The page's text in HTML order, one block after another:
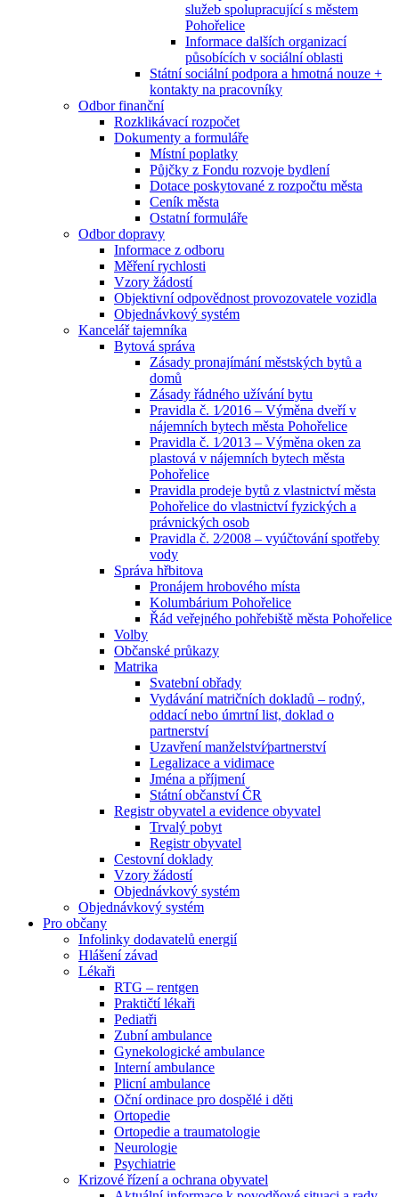
služeb spolupracující s městem
Pohořelice
Informace dalších organizací
působících v sociální oblasti
Státní sociální podpora a hmotná nouze +
kontakty na pracovníky
Odbor finanční
Rozklikávací rozpočet
Dokumenty a formuláře
Místní poplatky
Půjčky z Fondu rozvoje bydlení
Dotace poskytované z rozpočtu města
Ceník města
Ostatní formuláře
Odbor dopravy
Informace z odboru
Měření rychlosti
Vzory žádostí
Objektivní odpovědnost provozovatele vozidla
Objednávkový systém
Kancelář tajemníka
Bytová správa
Zásady pronajímání městských bytů a
domů
Zásady řádného užívání bytu
Pravidla č. 1⁄2016 – Výměna dveří v
nájemních bytech města Pohořelice
Pravidla č. 1⁄2013 – Výměna oken za
plastová v nájemních bytech města
Pohořelice
Pravidla prodeje bytů z vlastnictví města
Pohořelice do vlastnictví fyzických a
právnických osob
Pravidla č. 2⁄2008 – vyúčtování spotřeby
vody
Správa hřbitova
Pronájem hrobového místa
Kolumbárium Pohořelice
Řád veřejného pohřebiště města Pohořelice
Volby
Občanské průkazy
Matrika
Svatební obřady
Vydávání matričních dokladů – rodný,
oddací nebo úmrtní list, doklad o
partnerství
Uzavření manželství⁄partnerství
Legalizace a vidimace
Jména a příjmení
Státní občanství ČR
Registr obyvatel a evidence obyvatel
Trvalý pobyt
Registr obyvatel
Cestovní doklady
Vzory žádostí
Objednávkový systém
Objednávkový systém
Pro občany
Infolinky dodavatelů energií
Hlášení závad
Lékaři
RTG – rentgen
Praktičtí lékaři
Pediatři
Zubní ambulance
Gynekologické ambulance
Interní ambulance
Plicní ambulance
Oční ordinace pro dospělé i děti
Ortopedie
Ortopedie a traumatologie
Neurologie
Psychiatrie
Krizové řízení a ochrana obyvatel